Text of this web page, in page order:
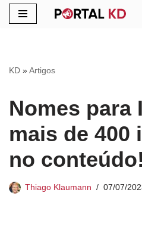
conteúdo
KD »Artigos
Nomes para
mais de 400
no conteúdo!
Thiago Klaumann 07/07/